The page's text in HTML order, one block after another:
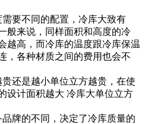
要不同的配置，冷库大致有
般来说，同样面积和高度的冷
越高，而冷库的温度跟冷库保温
，各种材质之间的费用也会不
还是越小单位立方越贵，在使
设计面积越大 冷库大单位立方
牌的不同，决定了冷库质量的